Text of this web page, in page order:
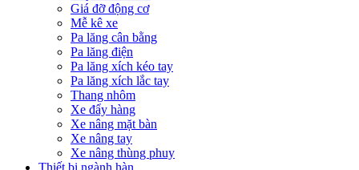
Giá đỡ động cơ
Mễ kê xe
Pa lăng cân bằng
Pa lăng điện
Pa lăng xích kéo tay
Pa lăng xích lắc tay
Thang nhôm
Xe đẩy hàng
Xe nâng mặt bàn
Xe nâng tay
Xe nâng thùng phuy
Thiết bị ngành hàn